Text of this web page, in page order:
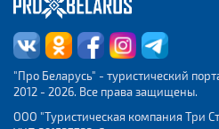
"Про Беларусь" - туристический
2012 - 2026. Все права защищены.
ООО "Туристическая компания Три